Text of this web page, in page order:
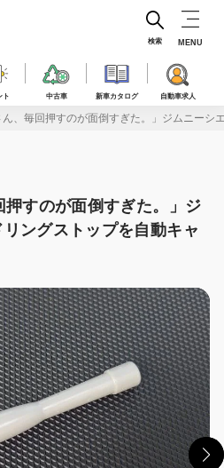
ト 中古車 新車カタログ 自動車求人
検索 MENU
ん、毎回押すのが面倒すぎた。」ジムニー
押すのが面倒すぎた。」ジ
ングストップを自動キャ